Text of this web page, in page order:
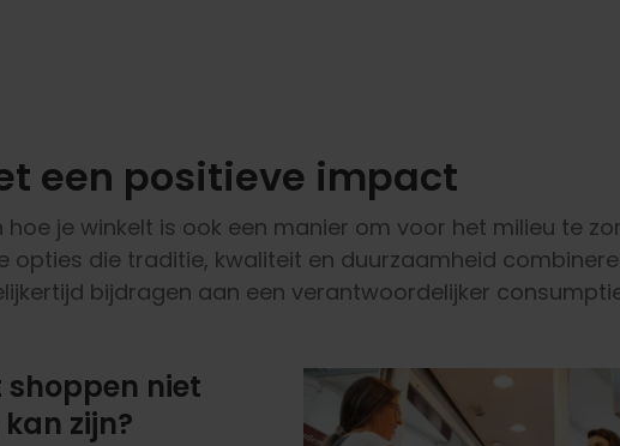
een positieve impact
hoe je winkelt is ook een manier om voor het milieu te
opties die traditie, kwaliteit en duurzaamheid
bijdragen aan een verantwoordelijker
shoppen niet
zijn?